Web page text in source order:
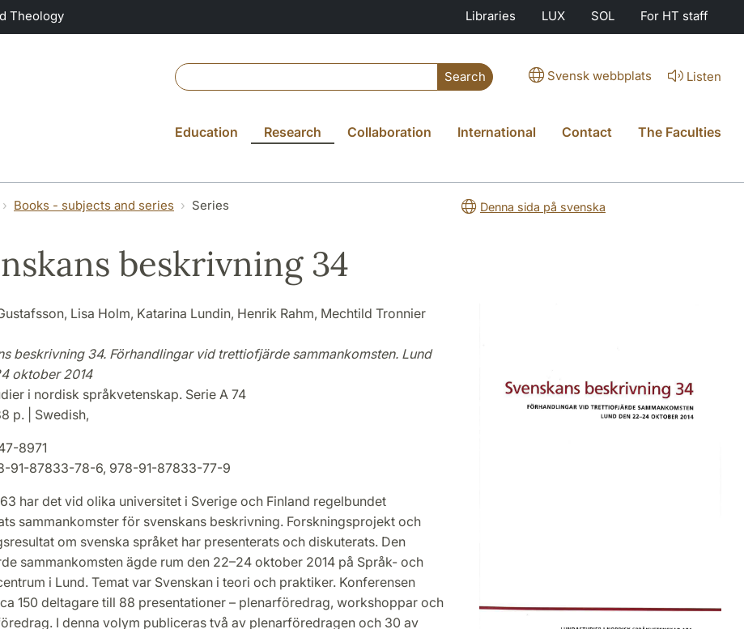
Theology Libraries LUX SOL For HT staff
Search Svensk webbplats Listen
Education Research Collaboration International Contact The Faculties
Books - subjects and series Series Denna sida på svenska
beskrivning 34
Lisa Holm, Katarina Lundin, Henrik Rahm, Mechtild Tronnier
beskrivning 34. Förhandlingar vid trettiofjärde sammankomsten. Lund
oktober 2014
i nordisk språkvetenskap. Serie A 74
p. | Swedish,
8971
91-87833-78-6, 978-91-87833-77-9
har det vid olika universitet i Sverige och Finland regelbundet
sammankomster för svenskans beskrivning. Forskningsprojekt och
om svenska språket har presenterats och diskuterats. Den
sammankomsten ägde rum den 22–24 oktober 2014 på Språk- och
i Lund. Temat var Svenskan i teori och praktiker. Konferensen
150 deltagare till 88 presentationer – plenarföredrag, workshoppar och
I denna volym publiceras två av plenarföredragen och 30 av